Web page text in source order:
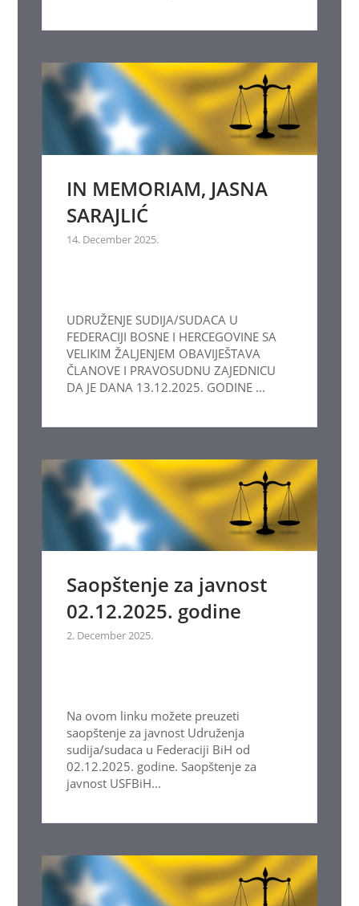
IN MEMORIAM, JASNA
SARAJLIĆ
14. December 2025.
UDRUŽENJE SUDIJA/SUDACA U
FEDERACIJI BOSNE I HERCEGOVINE SA
VELIKIM ŽALJENJEM OBAVIJEŠTAVA
ČLANOVE I PRAVOSUDNU ZAJEDNICU
DA JE DANA 13.12.2025. GODINE ...
Saopštenje za javnost
02.12.2025. godine
2. December 2025.
Na ovom linku možete preuzeti
saopštenje za javnost Udruženja
sudija/sudaca u Federaciji BiH od
02.12.2025. godine. Saopštenje za
javnost USFBiH...